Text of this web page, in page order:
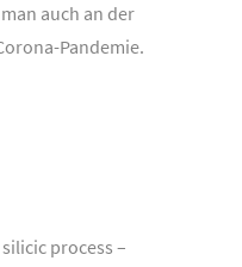
auch an der
Pandemie.
process –